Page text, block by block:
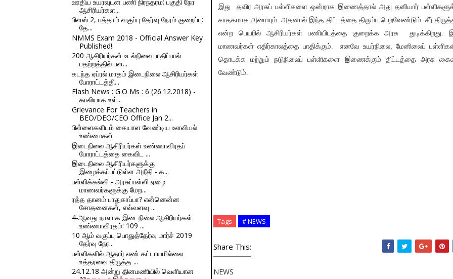
ஆசிரியர்கள...
பிளஸ் 2, பத்தாம் வகுப்பு தேர்வு நேரம் குறைப்பு:
தே...
NMMS Exam 2018 - Official Answer Key
Published!
200 ஆசிரியர்கள் உடல்நிலை பாதிப்பால்
பதற்றத்தில் பள...
கடந்த ஏப்ரல் மாதம் இடைநிலை ஆசிரியர்கள்
போராட்டத்தி...
Flash News : G.O Ms : 6 (26.12.2018) -
காலியாக உள்...
Grievance For Teachers in
BEO/DEO/CEO Office Jan 2...
பிள்ளைகளிடம் கையாள வேண்டிய உளவியல்
உண்மைகள்
இடைநிலை ஆசிரியர்கள் உண்ணாவிரதப்
போராட்டத்தை கைவிட ...
இடைநிலை ஆசிரியர்களுக்கு
இழைக்கப்பட்டுள்ள அநீதி - க...
பள்ளிக்கல்வி - அரசுப்பள்ளி ஏழை
மாணவர்களுக்கு மேற...
ரத்த தானம் பாதுகாப்பா? என்னென்ன
சோதனைகள், எவ்வளவு ...
4-ஆவது நாளாக இடைநிலை ஆசிரியர்கள்
உண்ணாவிரதம்: 109 ...
10 ஆம் வகுப்பு பொதுத்தேர்வு மார்ச் 2019
தேர்வு நேர...
பள்ளிகளில் ஆதார் எண் கட்டாயமில்லை
உத்தரவை திருத்த ...
24.12.18 அன்று தினமணியில் வெளியான
இது தவிர அரசுப் பள்ளிகளை ஒன்றாக இணைத்தால் அது தனியார்
சாதகமாக அமையும். அதனால் இந்த திட்டத்தை திரும்ப பெறவேண்டும். சீர்
என்ற பெயரில் ஆசிரியர்கள் பணியிடத்தை குறைக்க அரசு துடிக்கிறது.
மாணவர்கள் எதிர்காலத்தை பாதிக்கும். எனவே உயர்நிலை, மேனிலைப்
தொடக்க மற்றும் நடுநிலைப் பள்ளிகளை இணைக்கும் திட்டத்தை அரசு
வேண்டும்.
Tags # NEWS
Share This:
NEWS